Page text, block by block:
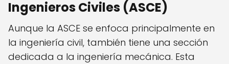
Ingenieros Civiles (ASCE)
Aunque la ASCE se enfoca principalmente en
la ingeniería civil, también tiene una sección
dedicada a la ingeniería mecánica. Esta